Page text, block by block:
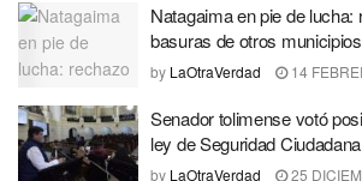
Natagaima en pie de lucha:
basuras de otros municipios
by LaOtraVerdad 14
Senador tolimense votó
ley de Seguridad Ciudadana
by LaOtraVerdad 25